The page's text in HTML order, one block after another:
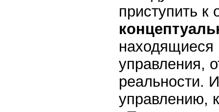
приступить к
находящиеся
управления,
реальности.
управлению,